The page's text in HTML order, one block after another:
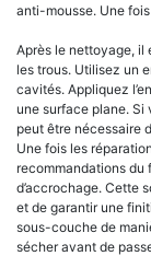
anti-mousse. Une
Après le nettoyage, il
les trous. Utilisez un
cavités. Appliquez
une surface plane. Si
peut être nécessaire
Une fois les
recommandations
d’accrochage. Cette
et de garantir une
sous-couche de
sécher avant de